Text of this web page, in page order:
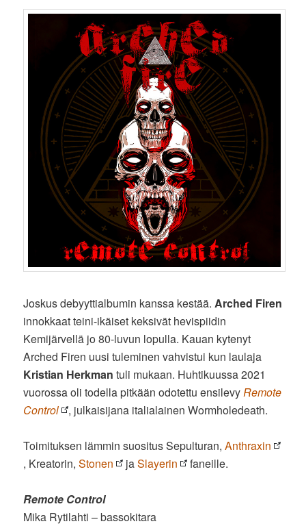
Joskus debyyttialbumin kanssa kestää.Arched Firen
innokkaat teini-ikäiset keksivät hevispiidin
Kemijärvellä jo 80-luvun lopulla. Kauan kytenyt
Arched Firen uusi tuleminen vahvistui kun laulaja
Kristian Herkman tuli mukaan. Huhtikuussa 2021
vuorossa oli todella pitkään odotettu ensilevyRemote
Control
, julkaisijana italialainen Wormholedeath.
Toimituksen lämmin suositus Sepulturan,Anthraxin
, Kreatorin,Stonen jaSlayerin faneille.
Remote Control
Mika Rytilahti – bassokitara